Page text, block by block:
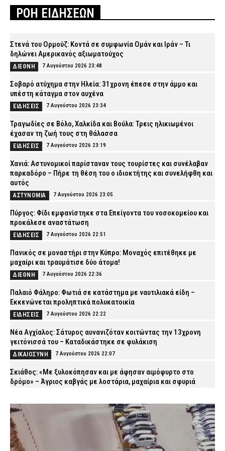
ΡΟΗ ΕΙΔΗΣΕΩΝ
Στενά του Ορμούζ: Κοντά σε συμφωνία Ομάν και Ιράν – Τι
δηλώνει Αμερικανός αξιωματούχος
ΔΙΕΘΝΗ 7 Αυγούστου 2026 23:48
Σοβαρό ατύχημα στην Ηλεία: 31χρονη έπεσε στην άμμο και
υπέστη κάταγμα στον αυχένα
ΕΙΔΗΣΕΙΣ 7 Αυγούστου 2026 23:34
Τραγωδίες σε Βόλο, Χαλκίδα και Βούλα: Τρεις ηλικιωμένοι
έχασαν τη ζωή τους στη θάλασσα
ΕΙΔΗΣΕΙΣ 7 Αυγούστου 2026 23:19
Χανιά: Αστυνομικοί παρίσταναν τους τουρίστες και συνέλαβαν
παρκαδόρο – Πήρε τη θέση του ο ιδιοκτήτης και συνελήφθη και
αυτός
ΑΣΤΥΝΟΜΙΑ 7 Αυγούστου 2026 23:05
Πύργος: Φίδι εμφανίστηκε στα Επείγοντα του νοσοκομείου και
προκάλεσε αναστάτωση
ΕΙΔΗΣΕΙΣ 7 Αυγούστου 2026 22:51
Πανικός σε μοναστήρι στην Κύπρο: Μοναχός επιτέθηκε με
μαχαίρι και τραυμάτισε δύο άτομα!
ΔΙΕΘΝΗ 7 Αυγούστου 2026 22:36
Παλαιό Φάληρο: Φωτιά σε κατάστημα με ναυτιλιακά είδη –
Εκκενώνεται προληπτικά πολυκατοικία
ΕΙΔΗΣΕΙΣ 7 Αυγούστου 2026 22:22
Νέα Αγχίαλος: Σάτυρος αυνανιζόταν κοιτώντας την 13χρονη
γειτόνισσά του – Καταδικάστηκε σε φυλάκιση
ΔΙΚΑΙΟΣΥΝΗ 7 Αυγούστου 2026 22:07
Σκιάθος: «Με ξυλοκόπησαν και με άφησαν αιμόφυρτο στο
δρόμο» – Άγριος καβγάς με λοστάρια, μαχαίρια και σφυριά
Εξαφάνιση 15χρονου στην Αθήνα: Τι αναφέρει το «Χαμόγελο του
Παιδιού»
ΕΙΔΗΣΕΙΣ